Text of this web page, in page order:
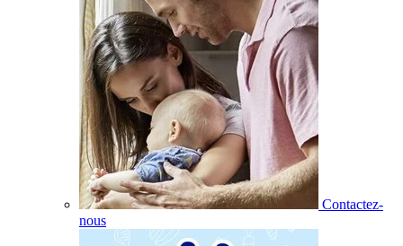
Contactez-
nous